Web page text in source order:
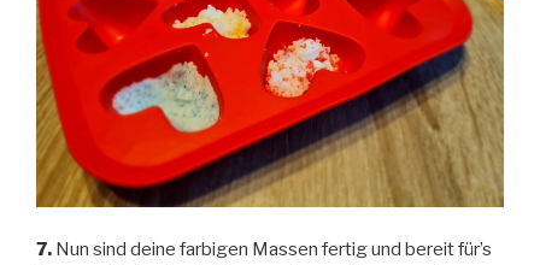
7. Nun sind deine farbigen Massen fertig und bereit für’s